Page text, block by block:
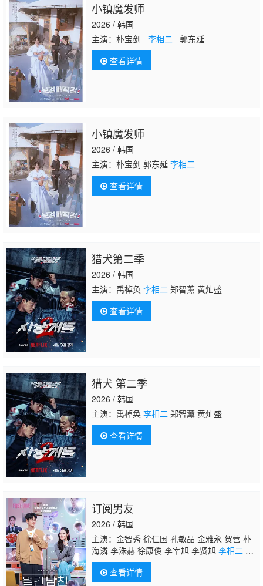
小镇魔发师
2026 / 韩国
主演：朴宝剑 李相二郭东延
查看详情
小镇魔发师
2026 / 韩国
主演：朴宝剑 郭东延 李相二
查看详情
猎犬第二季
2026 / 韩国
主演：禹棹奂 李相二 郑智薰 黄灿盛
查看详情
猎犬 第二季
2026 / 韩国
主演：禹棹奂 李相二郑智薰 黄灿盛
查看详情
订阅男友
2026 / 韩国
主演：金智秀 徐仁国 孔敏晶 金雅永 贺营 朴
海潾 李洙赫 徐康俊 李宰旭 李贤旭 李相二金
圣喆 邕圣祐
查看详情